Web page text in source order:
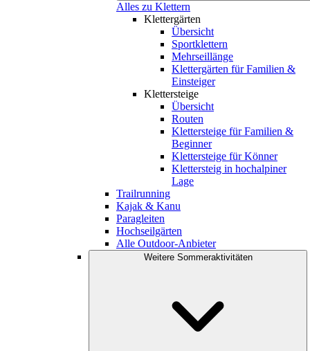
Alles zu Klettern
Klettergärten
Übersicht
Sportklettern
Mehrseillänge
Klettergärten für Familien &
Einsteiger
Klettersteige
Übersicht
Routen
Klettersteige für Familien &
Beginner
Klettersteige für Könner
Klettersteig in hochalpiner
Lage
Trailrunning
Kajak & Kanu
Paragleiten
Hochseilgärten
Alle Outdoor-Anbieter
Weitere Sommeraktivitäten